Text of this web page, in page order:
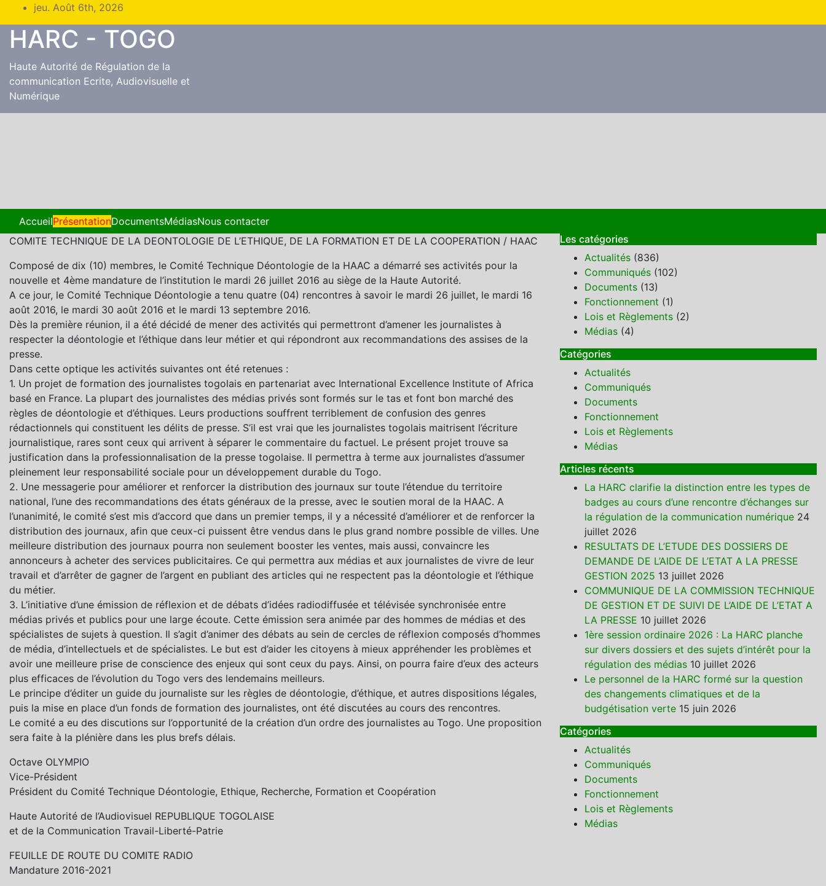
to
content
jeu. Août 6th, 2026
HARC - TOGO
Haute Autorité de Régulation de la
communication Ecrite, Audiovisuelle et
Numérique
AccueilPrésentationDocumentsMédiasNous contacter
COMITE TECHNIQUE DE LA DEONTOLOGIE DE L’ETHIQUE, DE LA FORMATION ET DE LA COOPERATION / HAAC
Composé de dix (10) membres, le Comité Technique Déontologie de la HAAC a démarré ses activités pour la
nouvelle et 4ème mandature de l’institution le mardi 26 juillet 2016 au siège de la Haute Autorité.
A ce jour, le Comité Technique Déontologie a tenu quatre (04) rencontres à savoir le mardi 26 juillet, le mardi 16
août 2016, le mardi 30 août 2016 et le mardi 13 septembre 2016.
Dès la première réunion, il a été décidé de mener des activités qui permettront d’amener les journalistes à
respecter la déontologie et l’éthique dans leur métier et qui répondront aux recommandations des assises de la
presse.
Dans cette optique les activités suivantes ont été retenues :
1. Un projet de formation des journalistes togolais en partenariat avec International Excellence Institute of Africa
basé en France. La plupart des journalistes des médias privés sont formés sur le tas et font bon marché des
règles de déontologie et d’éthiques. Leurs productions souffrent terriblement de confusion des genres
rédactionnels qui constituent les délits de presse. S’il est vrai que les journalistes togolais maitrisent l’écriture
journalistique, rares sont ceux qui arrivent à séparer le commentaire du factuel. Le présent projet trouve sa
justification dans la professionnalisation de la presse togolaise. Il permettra à terme aux journalistes d’assumer
pleinement leur responsabilité sociale pour un développement durable du Togo.
2. Une messagerie pour améliorer et renforcer la distribution des journaux sur toute l’étendue du territoire
national, l’une des recommandations des états généraux de la presse, avec le soutien moral de la HAAC. A
l’unanimité, le comité s’est mis d’accord que dans un premier temps, il y a nécessité d’améliorer et de renforcer la
distribution des journaux, afin que ceux-ci puissent être vendus dans le plus grand nombre possible de villes. Une
meilleure distribution des journaux pourra non seulement booster les ventes, mais aussi, convaincre les
annonceurs à acheter des services publicitaires. Ce qui permettra aux médias et aux journalistes de vivre de leur
travail et d’arrêter de gagner de l’argent en publiant des articles qui ne respectent pas la déontologie et l’éthique
du métier.
3. L’initiative d’une émission de réflexion et de débats d’idées radiodiffusée et télévisée synchronisée entre
médias privés et publics pour une large écoute. Cette émission sera animée par des hommes de médias et des
spécialistes de sujets à question. Il s’agit d’animer des débats au sein de cercles de réflexion composés d’hommes
de média, d’intellectuels et de spécialistes. Le but est d’aider les citoyens à mieux appréhender les problèmes et
avoir une meilleure prise de conscience des enjeux qui sont ceux du pays. Ainsi, on pourra faire d’eux des acteurs
plus efficaces de l’évolution du Togo vers des lendemains meilleurs.
Le principe d’éditer un guide du journaliste sur les règles de déontologie, d’éthique, et autres dispositions légales,
puis la mise en place d’un fonds de formation des journalistes, ont été discutées au cours des rencontres.
Le comité a eu des discutions sur l’opportunité de la création d’un ordre des journalistes au Togo. Une proposition
sera faite à la plénière dans les plus brefs délais.
Octave OLYMPIO
Vice-Président
Président du Comité Technique Déontologie, Ethique, Recherche, Formation et Coopération
Haute Autorité de l’Audiovisuel REPUBLIQUE TOGOLAISE
et de la Communication Travail-Liberté-Patrie
FEUILLE DE ROUTE DU COMITE RADIO
Mandature 2016-2021
Les catégories
Actualités (836)
Communiqués (102)
Documents (13)
Fonctionnement (1)
Lois et Règlements (2)
Médias (4)
Catégories
Actualités
Communiqués
Documents
Fonctionnement
Lois et Règlements
Médias
Articles récents
La HARC clarifie la distinction entre les types de
badges au cours d’une rencontre d’échanges sur
la régulation de la communication numérique 24
juillet 2026
RESULTATS DE L’ETUDE DES DOSSIERS DE
DEMANDE DE L’AIDE DE L’ETAT A LA PRESSE
GESTION 2025 13 juillet 2026
COMMUNIQUE DE LA COMMISSION TECHNIQUE
DE GESTION ET DE SUIVI DE L’AIDE DE L’ETAT A
LA PRESSE 10 juillet 2026
1ère session ordinaire 2026 : La HARC planche
sur divers dossiers et des sujets d’intérêt pour la
régulation des médias 10 juillet 2026
Le personnel de la HARC formé sur la question
des changements climatiques et de la
budgétisation verte 15 juin 2026
Catégories
Actualités
Communiqués
Documents
Fonctionnement
Lois et Règlements
Médias